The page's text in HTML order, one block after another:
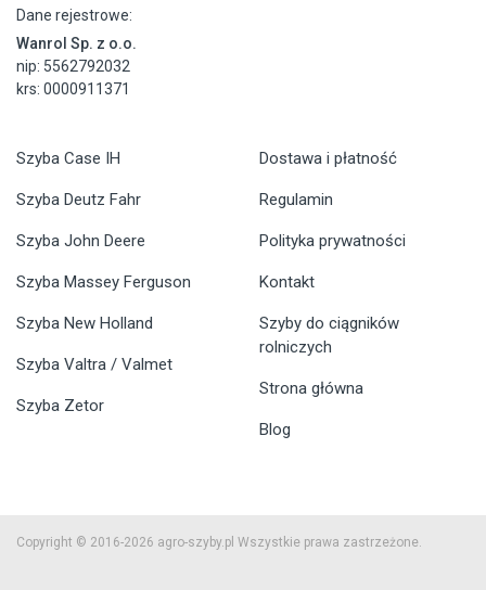
Dane rejestrowe:
Wanrol Sp. z o.o.
nip: 5562792032
krs: 0000911371
Szyba Case IH
Szyba Deutz Fahr
Szyba John Deere
Szyba Massey Ferguson
Szyba New Holland
Szyba Valtra / Valmet
Szyba Zetor
Dostawa i płatność
Regulamin
Polityka prywatności
Kontakt
Szyby do ciągników
rolniczych
Strona główna
Blog
Copyright © 2016-2026 agro-szyby.pl Wszystkie prawa zastrzeżone.